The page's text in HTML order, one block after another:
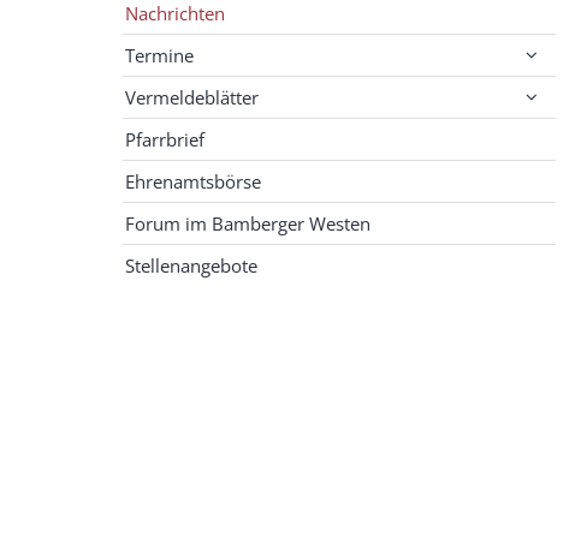
Nachrichten
Termine
Vermeldeblätter
Pfarrbrief
Ehrenamtsbörse
Forum im Bamberger Westen
Stellenangebote